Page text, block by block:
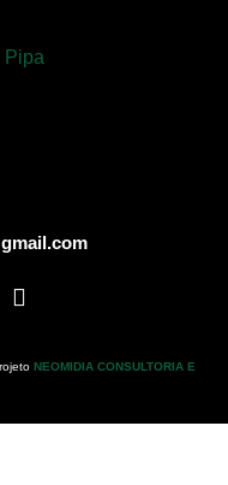
Pipa
NEOMIDIA CONSULTORIA E